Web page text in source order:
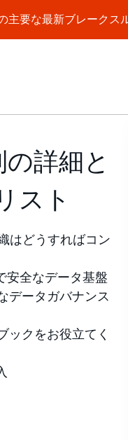
主要な最新ブレークス
詳細と
スト
はどうすればコン
安全なデータ基盤
データガバナンス
ックをお役立てく